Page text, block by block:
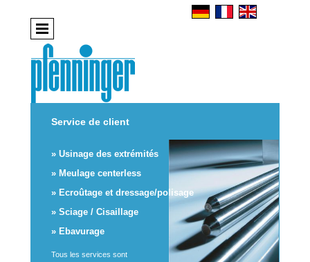
Service de client
» Usinage des extrémités
» Meulage centerless
» Ecroûtage et dressage/polisage
» Sciage / Cisaillage
» Ebavurage
Tous les services sont